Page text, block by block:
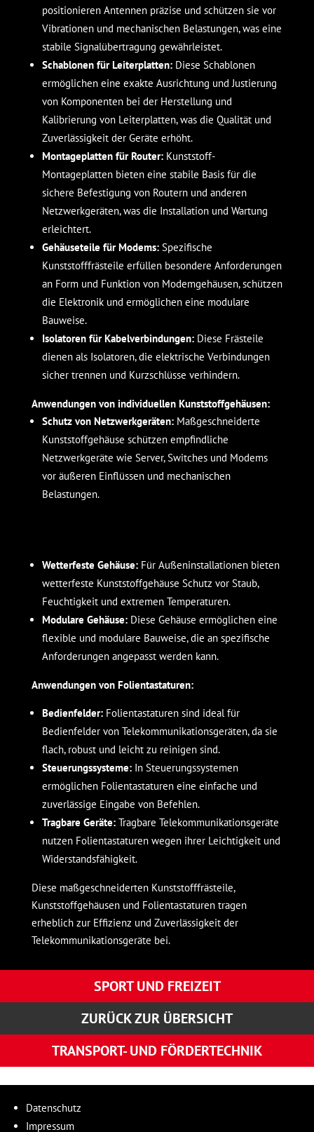
positionieren Antennen präzise und schützen sie vor
Vibrationen und mechanischen Belastungen, was eine
stabile Signalübertragung gewährleistet.
Schablonen für Leiterplatten: Diese Schablonen
ermöglichen eine exakte Ausrichtung und Justierung
von Komponenten bei der Herstellung und
Kalibrierung von Leiterplatten, was die Qualität und
Zuverlässigkeit der Geräte erhöht.
Montageplatten für Router: Kunststoff-
Montageplatten bieten eine stabile Basis für die
sichere Befestigung von Routern und anderen
Netzwerkgeräten, was die Installation und Wartung
erleichtert.
Gehäuseteile für Modems: Spezifische
Kunststofffrästeile erfüllen besondere Anforderungen
an Form und Funktion von Modemgehäusen, schützen
die Elektronik und ermöglichen eine modulare
Bauweise.
Isolatoren für Kabelverbindungen: Diese Frästeile
dienen als Isolatoren, die elektrische Verbindungen
sicher trennen und Kurzschlüsse verhindern.
Anwendungen von individuellen Kunststoffgehäusen:
Schutz von Netzwerkgeräten: Maßgeschneiderte
Kunststoffgehäuse schützen empfindliche
Netzwerkgeräte wie Server, Switches und Modems
vor äußeren Einflüssen und mechanischen
Belastungen.
Wetterfeste Gehäuse: Für Außeninstallationen bieten
wetterfeste Kunststoffgehäuse Schutz vor Staub,
Feuchtigkeit und extremen Temperaturen.
Modulare Gehäuse: Diese Gehäuse ermöglichen eine
flexible und modulare Bauweise, die an spezifische
Anforderungen angepasst werden kann.
Anwendungen von Folientastaturen:
Bedienfelder: Folientastaturen sind ideal für
Bedienfelder von Telekommunikationsgeräten, da sie
flach, robust und leicht zu reinigen sind.
Steuerungssysteme: In Steuerungssystemen
ermöglichen Folientastaturen eine einfache und
zuverlässige Eingabe von Befehlen.
Tragbare Geräte:Tragbare Telekommunikationsgeräte
nutzen Folientastaturen wegen ihrer Leichtigkeit und
Widerstandsfähigkeit.
Diese maßgeschneiderten Kunststofffrästeile,
Kunststoffgehäusen und Folientastaturen tragen
erheblich zur Effizienz und Zuverlässigkeit der
Telekommunikationsgeräte bei.
SPORT UND FREIZEIT
ZURÜCK ZUR ÜBERSICHT
TRANSPORT- UND FÖRDERTECHNIK
Datenschutz
Impressum